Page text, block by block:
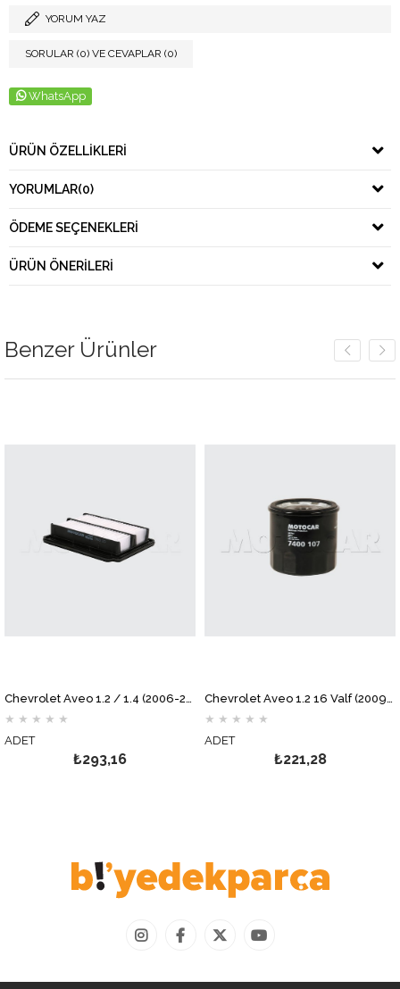
YORUM YAZ
SORULAR (0) VE CEVAPLAR (0)
WhatsApp
ÜRÜN ÖZELLIKLERI
YORUMLAR(0)
ÖDEME SEÇENEKLERI
ÜRÜN ÖNERILERI
Benzer Ürünler
Chevrolet Aveo 1.2 / 1.4 (2006-2011) Hava Filtresi MOTOCAR
★ ★ ★ ★
₺293,16
Chevrolet Aveo 1.2 16 Valf (2009-2011) Yağ Filtresi MOTOCAR
★ ★ ★ ★
ADET
₺221,28